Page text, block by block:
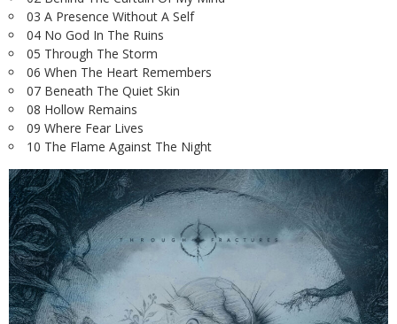
03 A Presence Without A Self
04 No God In The Ruins
05 Through The Storm
06 When The Heart Remembers
07 Beneath The Quiet Skin
08 Hollow Remains
09 Where Fear Lives
10 The Flame Against The Night